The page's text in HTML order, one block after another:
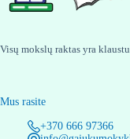
Visų mokslų raktas yra
Mus rasite
+370 666 97366